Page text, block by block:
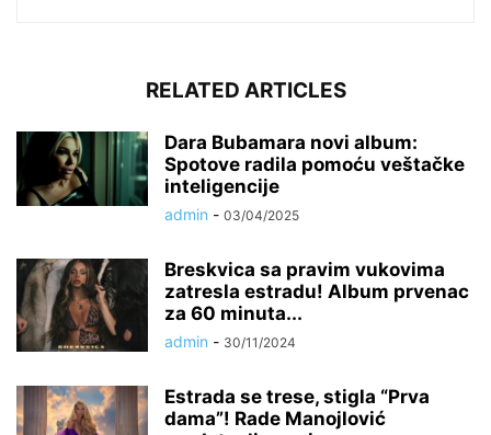
RELATED ARTICLES
Dara Bubamara novi album:
Spotove radila pomoću veštačke
inteligencije
admin - 03/04/2025
Breskvica sa pravim vukovima
zatresla estradu! Album prvenac
za 60 minuta...
admin - 30/11/2024
Estrada se trese, stigla “Prva
dama”! Rade Manojlović